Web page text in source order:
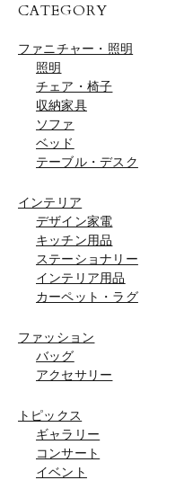
CATEGORY
ファニチャー・照明
照明
チェア・椅子
収納家具
ソファ
ベッド
テーブル・デスク
インテリア
デザイン家電
キッチン用品
ステーショナリー
インテリア用品
カーペット・ラグ
ファッション
バッグ
アクセサリー
トピックス
ギャラリー
コンサート
イベント